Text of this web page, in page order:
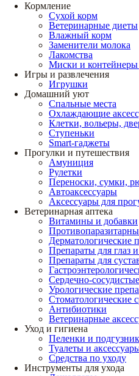
Кормление
Сухой корм
Ветеринарные диеты
Влажный корм
Заменители молока
Лакомства
Миски и контейнеры
Игры и развлечения
Игрушки
Домашний уют
Спальные места
Охлаждающие
Клетки, вольеры,
Ступеньки
Smart-гаджеты
Прогулки и путешествия
Амуниция
Рулетки
Переноски, сумки,
Автоаксессуары
Аксессуары для
Ветеринарная аптека
Витамины и добавки
Дерматологические
Препараты для глаз
Препараты для
Сердечно-
Урологические
Стоматологические
Антибиотики
Ветеринарные
Уход и гигиена
Пеленки и
Туалеты и
Средства по уходу
Инструменты для ухода